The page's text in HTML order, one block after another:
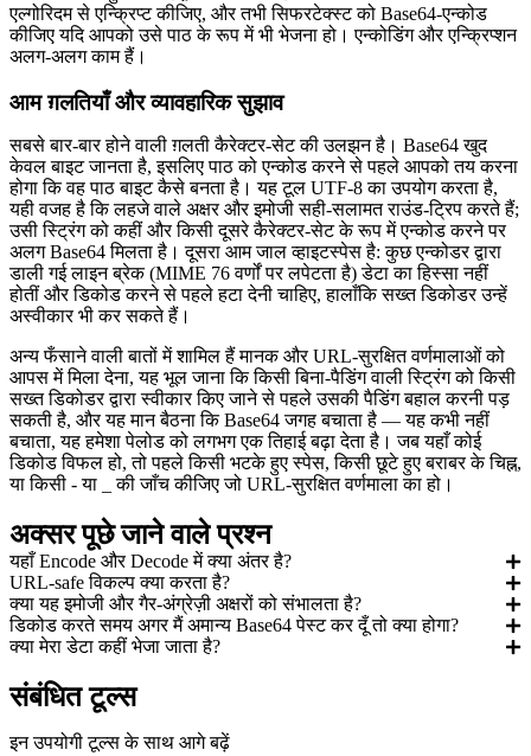
एल्गोरिदम से एन्क्रिप्ट कीजिए, और तभी सिफरटेक्स्ट को Base64-एन्कोड
कीजिए यदि आपको उसे पाठ के रूप में भी भेजना हो। एन्कोडिंग और एन्क्रिप्शन
अलग-अलग काम हैं।
आम ग़लतियाँ और व्यावहारिक सुझाव
सबसे बार-बार होने वाली ग़लती कैरेक्टर-सेट की उलझन है। Base64 खुद
केवल बाइट जानता है, इसलिए पाठ को एन्कोड करने से पहले आपको तय करना
होगा कि वह पाठ बाइट कैसे बनता है। यह टूल UTF-8 का उपयोग करता है,
यही वजह है कि लहजे वाले अक्षर और इमोजी सही-सलामत राउंड-ट्रिप करते हैं;
उसी स्ट्रिंग को कहीं और किसी दूसरे कैरेक्टर-सेट के रूप में एन्कोड करने पर
अलग Base64 मिलता है। दूसरा आम जाल व्हाइटस्पेस है: कुछ एन्कोडर द्वारा
डाली गई लाइन ब्रेक (MIME 76 वर्णों पर लपेटता है) डेटा का हिस्सा नहीं
होतीं और डिकोड करने से पहले हटा देनी चाहिए, हालाँकि सख्त डिकोडर उन्हें
अस्वीकार भी कर सकते हैं।
अन्य फँसाने वाली बातों में शामिल हैं मानक और URL-सुरक्षित वर्णमालाओं को
आपस में मिला देना, यह भूल जाना कि किसी बिना-पैडिंग वाली स्ट्रिंग को किसी
सख्त डिकोडर द्वारा स्वीकार किए जाने से पहले उसकी पैडिंग बहाल करनी पड़
सकती है, और यह मान बैठना कि Base64 जगह बचाता है — यह कभी नहीं
बचाता, यह हमेशा पेलोड को लगभग एक तिहाई बढ़ा देता है। जब यहाँ कोई
डिकोड विफल हो, तो पहले किसी भटके हुए स्पेस, किसी छूटे हुए बराबर के चिह्न,
या किसी - या _ की जाँच कीजिए जो URL-सुरक्षित वर्णमाला का हो।
अक्सर पूछे जाने वाले प्रश्न
यहाँ Encode और Decode में क्या अंतर है?
URL-safe विकल्प क्या करता है?
क्या यह इमोजी और गैर-अंग्रेज़ी अक्षरों को संभालता है?
डिकोड करते समय अगर मैं अमान्य Base64 पेस्ट कर दूँ तो क्या होगा?
क्या मेरा डेटा कहीं भेजा जाता है?
संबंधित टूल्स
इन उपयोगी टूल्स के साथ आगे बढ़ें